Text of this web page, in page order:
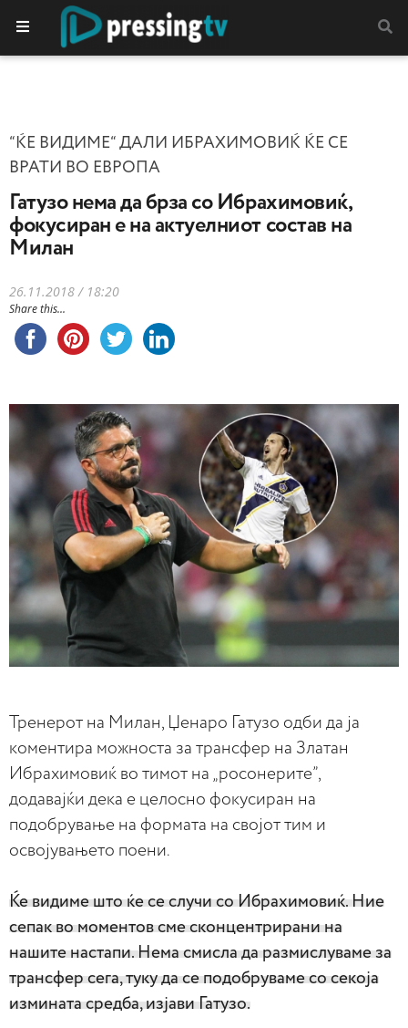
“ЌЕ ВИДИМЕ“ ДАЛИ ИБРАХИМОВИЌ ЌЕ СЕ
ВРАТИ ВО ЕВРОПА
Гатузо нема да брза со Ибрахимовиќ,
фокусиран е на актуелниот состав на
Милан
26.11.2018 / 18:20
Share this...
Тренерот на Милан, Џенаро Гатузо одби да ја
коментира можноста за трансфер на Златан
Ибрахимовиќ во тимот на „росонерите”,
додавајќи дека е целосно фокусиран на
подобрување на формата на својот тим и
освојувањето поени.
Ќе видиме што ќе се случи со Ибрахимовиќ. Ние
сепак во моментов сме сконцентрирани на
нашите настапи. Нема смисла да размислуваме за
трансфер сега, туку да се подобруваме со секоја
измината средба, изјави Гатузо.